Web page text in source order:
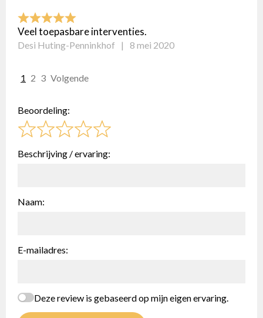
Veel toepasbare interventies.
Desi Huting-Penninkhof 8 mei 2020
Site
navigatie
Pagina
1 Pagina
2 Pagina
3 Volgende
Beoordeling:
Beschrijving / ervaring:
Naam:
E-mailadres:
Deze review is gebaseerd op mijn eigen ervaring.